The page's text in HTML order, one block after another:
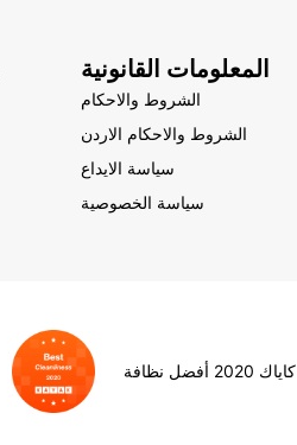
المعلومات القانونية
الشروط والاحكام
الشروط والاحكام الاردن
سياسة الايداع
سياسة الخصوصية
كاياك 2020 أفضل نظافة